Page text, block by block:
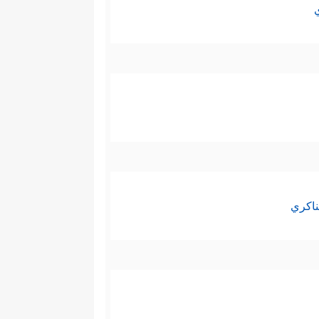
التحريف والتبديل.
فالآية تتحدث عن محور جوهري